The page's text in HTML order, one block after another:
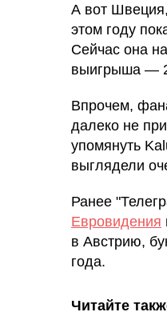
А вот
этом году
Сейчас она
выигрыша —
Впрочем,
далеко не
упомянуть
выглядели
Ранее
Евровидения
в Австрию,
года.
Читайте